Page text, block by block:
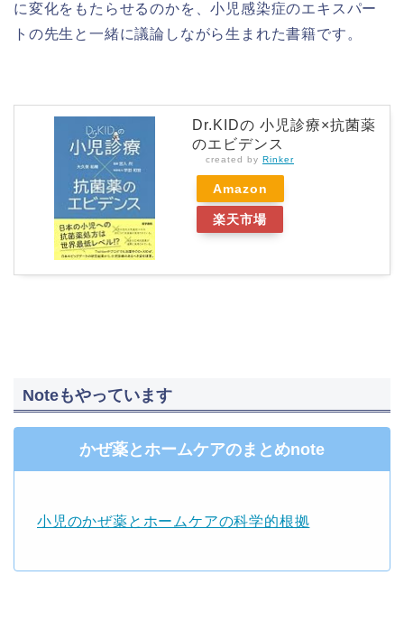
に変化をもたらせるのかを、小児感染症のエキスパー
トの先生と一緒に議論しながら生まれた書籍です。
Dr.KIDの 小児診療×抗菌薬
のエビデンス
created by Rinker
Amazon
楽天市場
Noteもやっています
かぜ薬とホームケアのまとめnote
小児のかぜ薬とホームケアの科学的根拠